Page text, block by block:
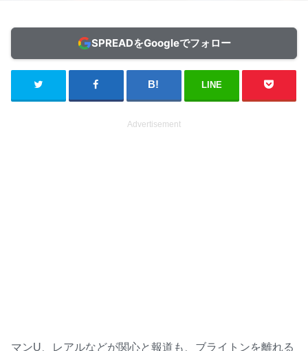
SPREADをGoogleでフォロー
LINE
Advertisement
マンU、レアルなどが関心と報道も、ブライトンを離れる